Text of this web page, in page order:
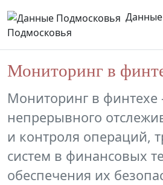
Данные
Подмосковья
Мониторинг в
Мониторинг в финтехе
непрерывного
и контроля операций,
систем в финансовых
обеспечения их